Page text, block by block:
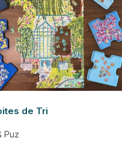
de Tri
Puz